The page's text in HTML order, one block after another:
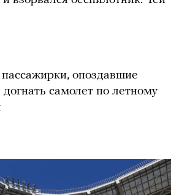
опоздавшие
самолет по летному